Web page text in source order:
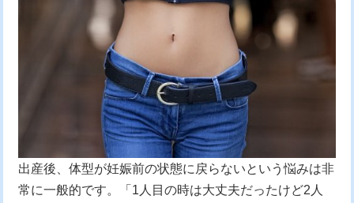
出産後、体型が妊娠前の状態に戻らないという悩みは非
常に一般的です。「1人目の時は大丈夫だったけど2人